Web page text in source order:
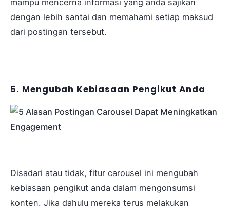
mampu mencerna informasi yang anda sajikan
dengan lebih santai dan memahami setiap maksud
dari postingan tersebut.
5. Mengubah Kebiasaan Pengikut Anda
Disadari atau tidak, fitur carousel ini mengubah
kebiasaan pengikut anda dalam mengonsumsi
konten. Jika dahulu mereka terus melakukan